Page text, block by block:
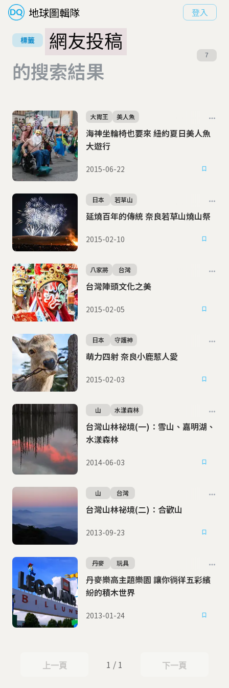
地球圖輯隊 登入
標籤
網友投稿
的搜索結果
7
海神坐輪椅也要來 紐約夏日美人魚
大遊行
大胃王 美人魚
2015-06-22
延燒百年的傳統 奈良若草山燒山祭
日本 若草山
2015-02-10
台灣陣頭文化之美
八家將 台灣
2015-02-05
萌力四射 奈良小鹿惹人愛
日本 守護神
2015-02-03
台灣山林祕境(一)：雪山、嘉明湖、
水漾森林
山 水漾森林
2014-06-03
台灣山林祕境(二)：合歡山
山 台灣
2013-09-23
丹麥樂高主題樂園 讓你徜徉五彩繽
紛的積木世界
丹麥 玩具
2013-01-24
上一頁
上一頁 1 / 1 下一頁
下一頁